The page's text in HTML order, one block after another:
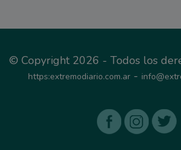
© Copyright 2026 - Todos los
https:extremodiario.com.ar -